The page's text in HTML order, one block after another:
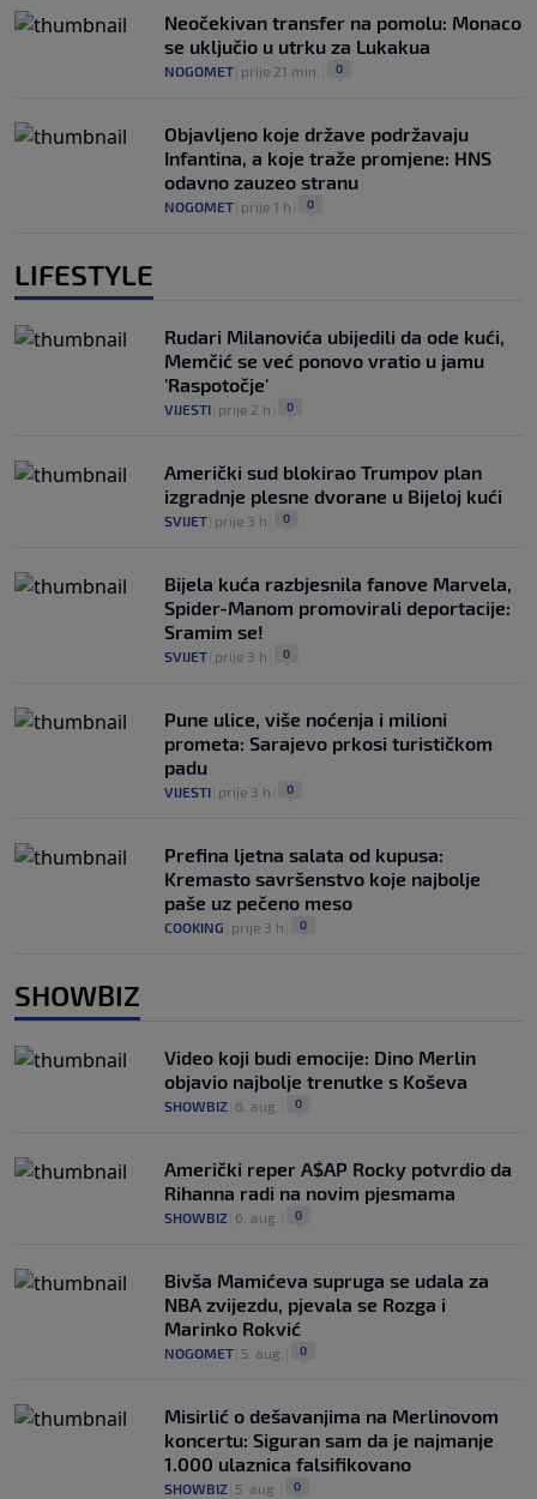
Neočekivan transfer na pomolu: Monaco
se uključio u utrku za Lukakua
NOGOMET prije 21 min. 0
Objavljeno koje države podržavaju
Infantina, a koje traže promjene: HNS
odavno zauzeo stranu
NOGOMET prije 1 h 0
LIFESTYLE
Rudari Milanovića ubijedili da ode kući,
Memčić se već ponovo vratio u jamu
'Raspotočje'
VIJESTI prije 2 h 0
Američki sud blokirao Trumpov plan
izgradnje plesne dvorane u Bijeloj kući
SVIJET prije 3 h 0
Bijela kuća razbjesnila fanove Marvela,
Spider-Manom promovirali deportacije:
Sramim se!
SVIJET prije 3 h 0
Pune ulice, više noćenja i milioni
prometa: Sarajevo prkosi turističkom
padu
VIJESTI prije 3 h 0
Prefina ljetna salata od kupusa:
Kremasto savršenstvo koje najbolje
paše uz pečeno meso
COOKING prije 3 h 0
SHOWBIZ
Video koji budi emocije: Dino Merlin
objavio najbolje trenutke s Koševa
SHOWBIZ 6. aug. 0
Američki reper A$AP Rocky potvrdio da
Rihanna radi na novim pjesmama
SHOWBIZ 6. aug. 0
Bivša Mamićeva supruga se udala za
NBA zvijezdu, pjevala se Rozga i
Marinko Rokvić
NOGOMET 5. aug. 0
Misirlić o dešavanjima na Merlinovom
koncertu: Siguran sam da je najmanje
1.000 ulaznica falsifikovano
SHOWBIZ 5. aug. 0